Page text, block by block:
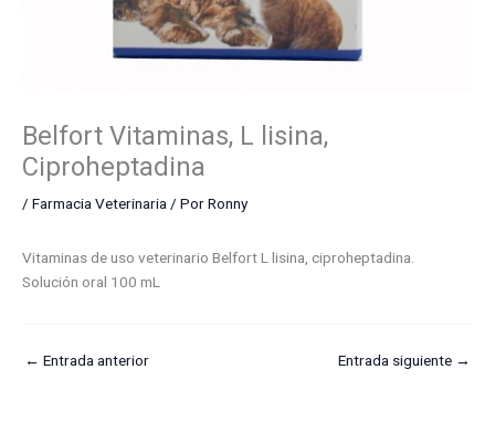
Belfort Vitaminas, L lisina,
Ciproheptadina
/ Farmacia Veterinaria/ PorRonny
Vitaminas de uso veterinario Belfort L lisina, ciproheptadina.
Solución oral 100 mL
← Entrada anterior Entrada siguiente →